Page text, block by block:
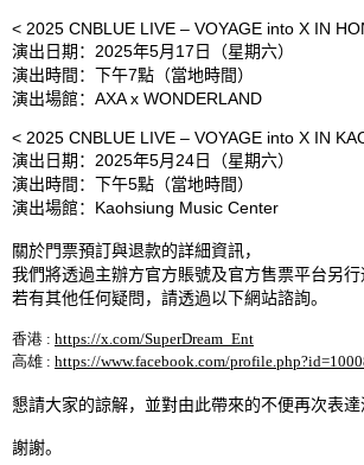
< 2025 CNBLUE LIVE – VOYAGE into X IN
演出日期： 2025年5月 17 日（星期六）
演出時間：下午7點（當地時間）
演出場館： AXA x WONDERLAND
< 2025 CNBLUE LIVE – VOYAGE into X IN
演出日期： 2025年5月 24日（星期六）
演出時間：下午5點（當地時間）
演出場館： Kaohsiung Music Center
關於門票預訂與退款的詳細資訊，
我們將透過主辦方官方賬號及官方售票平台另行
若有其他任何疑問，請透過以下網站諮詢。
香港 : https://x.com/SuperDream_Ent
高雄 : https://www.facebook.com/
懇請大家的諒解，並對由此帶來的不便再次表達
謝謝。